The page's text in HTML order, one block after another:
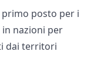
primo posto per i
in nazioni per
dai territori